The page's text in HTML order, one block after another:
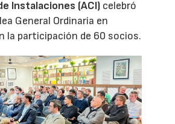
Instalaciones (ACI) celebró
General Ordinaria en
la participación de 60 socios.